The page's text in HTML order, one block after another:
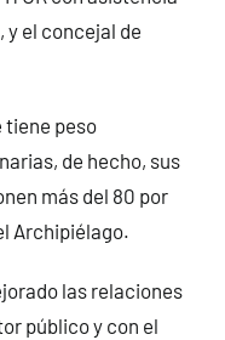
y el concejal de
tiene peso
de hecho, sus
más del 80 por
Archipiélago.
las relaciones
público y con el